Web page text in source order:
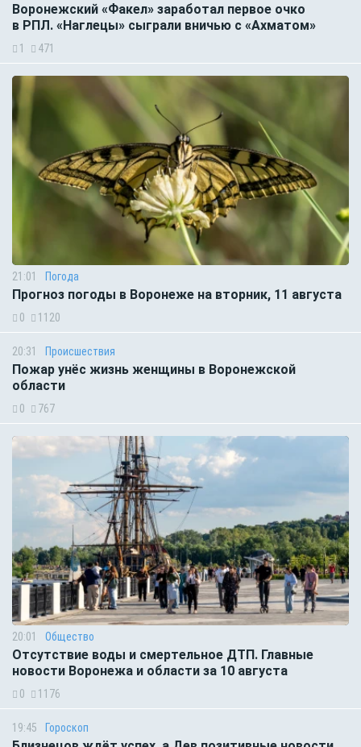
Воронежский «Факел» заработал первое очко
в РПЛ. «Наглецы» сыграли вничью с «Ахматом»
1 471
21:01 Погода
Прогноз погоды в Воронеже на вторник, 11 августа
0 1120
20:31 Происшествия
Пожар унёс жизнь женщины в Воронежской
области
0 767
20:01 Общество
Отсутствие воды и смертельное ДТП. Главные
новости Воронежа и области за 10 августа
0 1176
19:45 Гороскоп